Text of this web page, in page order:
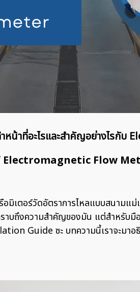
น้าที่อะไรและสำคัญอย่างไรกั
Flow
อร์วัดอัตราการไหลแบบสนามแม่เ
าบถึงความสำคัญของมัน แต่สำหรับ
Guide ซะ บทความนี้เราจะมา